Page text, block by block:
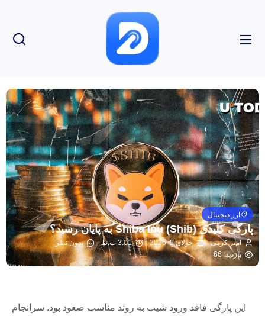
ارز دیجیتال
پارگی کلیدی Shiba Inu (Shib) به پایان رسید؟
امیر کرمی جولای 9, 2025 3:01 ب.ظ
بدون نظر
بازدید: 66
این پارگی فاقد ورود شیب به روند مناسب صعود بود. سرانجام